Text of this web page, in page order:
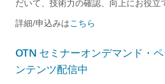
だいて、技術力の確認、向上にお役立
詳細/申込みはこちら
OTN セミナーオンデマンド・
ンテンツ配信中